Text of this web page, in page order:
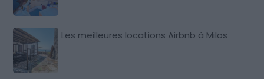
Les meilleures locations Airbnb à Milos